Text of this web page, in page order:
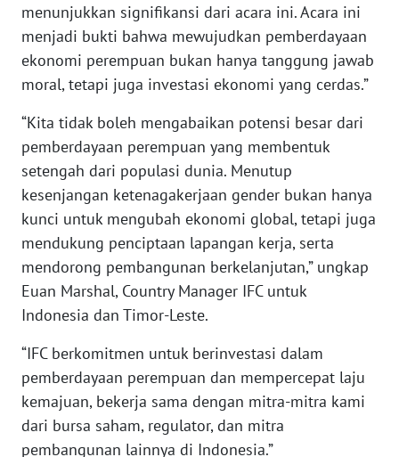
menunjukkan signifikansi dari acara ini. Acara ini
menjadi bukti bahwa mewujudkan pemberdayaan
ekonomi perempuan bukan hanya tanggung jawab
moral, tetapi juga investasi ekonomi yang cerdas.”
“Kita tidak boleh mengabaikan potensi besar dari
pemberdayaan perempuan yang membentuk
setengah dari populasi dunia. Menutup
kesenjangan ketenagakerjaan gender bukan hanya
kunci untuk mengubah ekonomi global, tetapi juga
mendukung penciptaan lapangan kerja, serta
mendorong pembangunan berkelanjutan,” ungkap
Euan Marshal, Country Manager IFC untuk
Indonesia dan Timor-Leste.
“IFC berkomitmen untuk berinvestasi dalam
pemberdayaan perempuan dan mempercepat laju
kemajuan, bekerja sama dengan mitra-mitra kami
dari bursa saham, regulator, dan mitra
pembangunan lainnya di Indonesia.”
WN
SULBAR
WN
WN
SUMBAR
WN
SUMSEL
WN
BENGKULU
WN
WN
JATENG